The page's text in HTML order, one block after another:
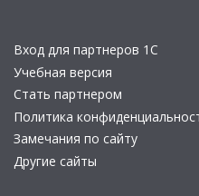
Вход для партнеров 1С
Учебная версия
Стать партнером
Политика
Замечания по сайту
Другие сайты